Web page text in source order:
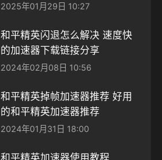
2025年01月29日 10:27
和平精英闪退怎么解决 速度快
的加速器下载链接分享
2024年02月08日 10:56
和平精英掉帧加速器推荐 好用
的和平精英加速器推荐
2024年01月31日 18:00
和平精英加速器使用教程